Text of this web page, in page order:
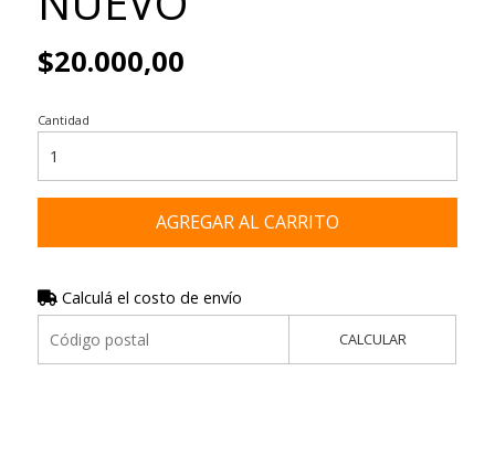
$20.000,00
Cantidad
AGREGAR AL CARRITO
Calculá el costo de envío
CALCULAR